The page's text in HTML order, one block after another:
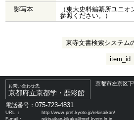
影写本
（東大史料編纂所ユニ
参照ください。）
東寺文書検索システム
item_id
お問い合わせ先
京都府立京都学・歴彩館
京都市左京区
電話番号：075-723-4831
URL ：
http://www.pref.kyoto.jp/rekisaikan/
E-mail：
rekisaikan-kikaku@pref.kyoto.lg.jp